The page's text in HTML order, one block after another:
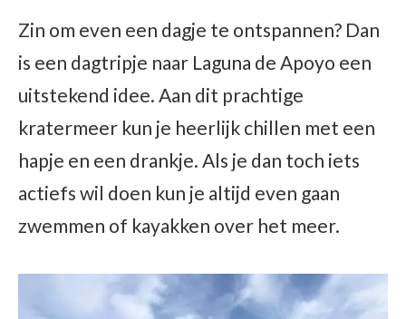
Zin om even een dagje te ontspannen? Dan
is een dagtripje naar Laguna de Apoyo een
uitstekend idee. Aan dit prachtige
kratermeer kun je heerlijk chillen met een
hapje en een drankje. Als je dan toch iets
actiefs wil doen kun je altijd even gaan
zwemmen of kayakken over het meer.